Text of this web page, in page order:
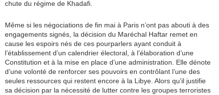
chute du régime de Khadafi.
Même si les négociations de fin mai à Paris n’ont pas abouti à des
engagements signés, la décision du Maréchal Haftar remet en
cause les espoirs nés de ces pourparlers ayant conduit à
l’établissement d’un calendrier électoral, à l’élaboration d’une
Constitution et à la mise en place d’une administration. Elle dénote
d’une volonté de renforcer ses pouvoirs en contrôlant l’une des
seules ressources qui restent encore à la Libye. Alors qu’il justifie
sa décision par la nécessité de lutter contre les groupes terroristes